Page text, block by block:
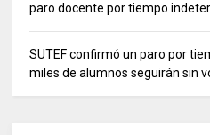
paro docente por tiempo
SUTEF confirmó un paro por
miles de alumnos seguirán sin